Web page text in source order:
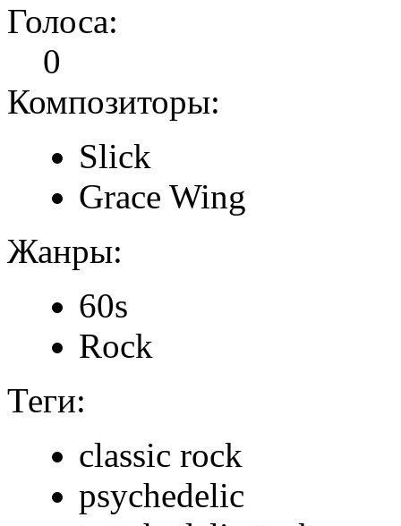
Голоса:
0
Композиторы:
Slick
Grace Wing
Жанры:
60s
Rock
Теги:
classic rock
psychedelic